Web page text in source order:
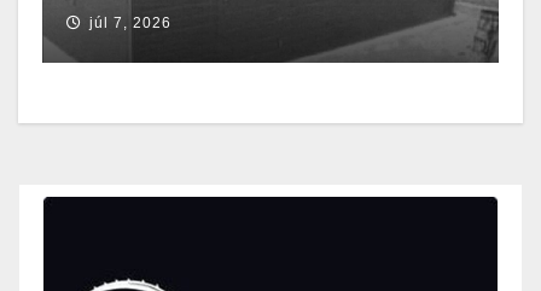
júl 7, 2026